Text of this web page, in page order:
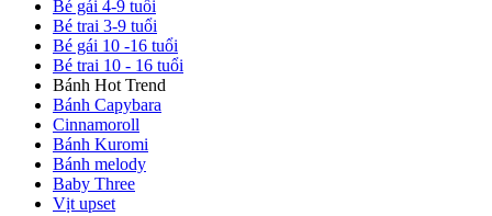
Bé gái 4-9 tuổi
Bé trai 3-9 tuổi
Bé gái 10 -16 tuổi
Bé trai 10 - 16 tuổi
Bánh Hot Trend
Bánh Capybara
Cinnamoroll
Bánh Kuromi
Bánh melody
Baby Three
Vịt upset